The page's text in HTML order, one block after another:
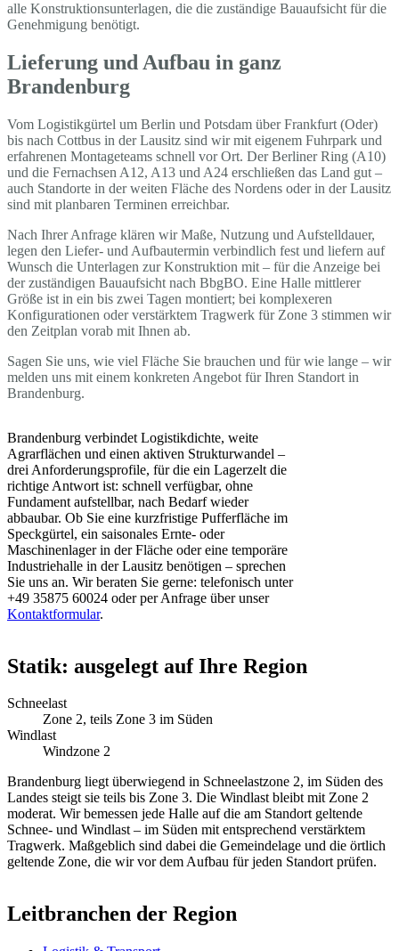
alle Konstruktionsunterlagen, die die zuständige Bauaufsicht für die
Genehmigung benötigt.
Lieferung und Aufbau in ganz
Brandenburg
Vom Logistikgürtel um Berlin und Potsdam über Frankfurt (Oder)
bis nach Cottbus in der Lausitz sind wir mit eigenem Fuhrpark und
erfahrenen Montageteams schnell vor Ort. Der Berliner Ring (A10)
und die Fernachsen A12, A13 und A24 erschließen das Land gut –
auch Standorte in der weiten Fläche des Nordens oder in der Lausitz
sind mit planbaren Terminen erreichbar.
Nach Ihrer Anfrage klären wir Maße, Nutzung und Aufstelldauer,
legen den Liefer- und Aufbautermin verbindlich fest und liefern auf
Wunsch die Unterlagen zur Konstruktion mit – für die Anzeige bei
der zuständigen Bauaufsicht nach BbgBO. Eine Halle mittlerer
Größe ist in ein bis zwei Tagen montiert; bei komplexeren
Konfigurationen oder verstärktem Tragwerk für Zone 3 stimmen wir
den Zeitplan vorab mit Ihnen ab.
Sagen Sie uns, wie viel Fläche Sie brauchen und für wie lange – wir
melden uns mit einem konkreten Angebot für Ihren Standort in
Brandenburg.
Brandenburg verbindet Logistikdichte, weite
Agrarflächen und einen aktiven Strukturwandel –
drei Anforderungsprofile, für die ein Lagerzelt die
richtige Antwort ist: schnell verfügbar, ohne
Fundament aufstellbar, nach Bedarf wieder
abbaubar. Ob Sie eine kurzfristige Pufferfläche im
Speckgürtel, ein saisonales Ernte- oder
Maschinenlager in der Fläche oder eine temporäre
Industriehalle in der Lausitz benötigen – sprechen
Sie uns an. Wir beraten Sie gerne: telefonisch unter
+49 35875 60024 oder per Anfrage über unser
Kontaktformular.
Statik: ausgelegt auf Ihre Region
Schneelast
Zone 2, teils Zone 3 im Süden
Windlast
Windzone 2
Brandenburg liegt überwiegend in Schneelastzone 2, im Süden des
Landes steigt sie teils bis Zone 3. Die Windlast bleibt mit Zone 2
moderat. Wir bemessen jede Halle auf die am Standort geltende
Schnee- und Windlast – im Süden mit entsprechend verstärktem
Tragwerk. Maßgeblich sind dabei die Gemeindelage und die örtlich
geltende Zone, die wir vor dem Aufbau für jeden Standort prüfen.
Leitbranchen der Region